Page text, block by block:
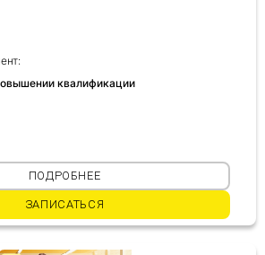
квалификации
ПОДРОБНЕЕ
ЗАПИСАТЬСЯ